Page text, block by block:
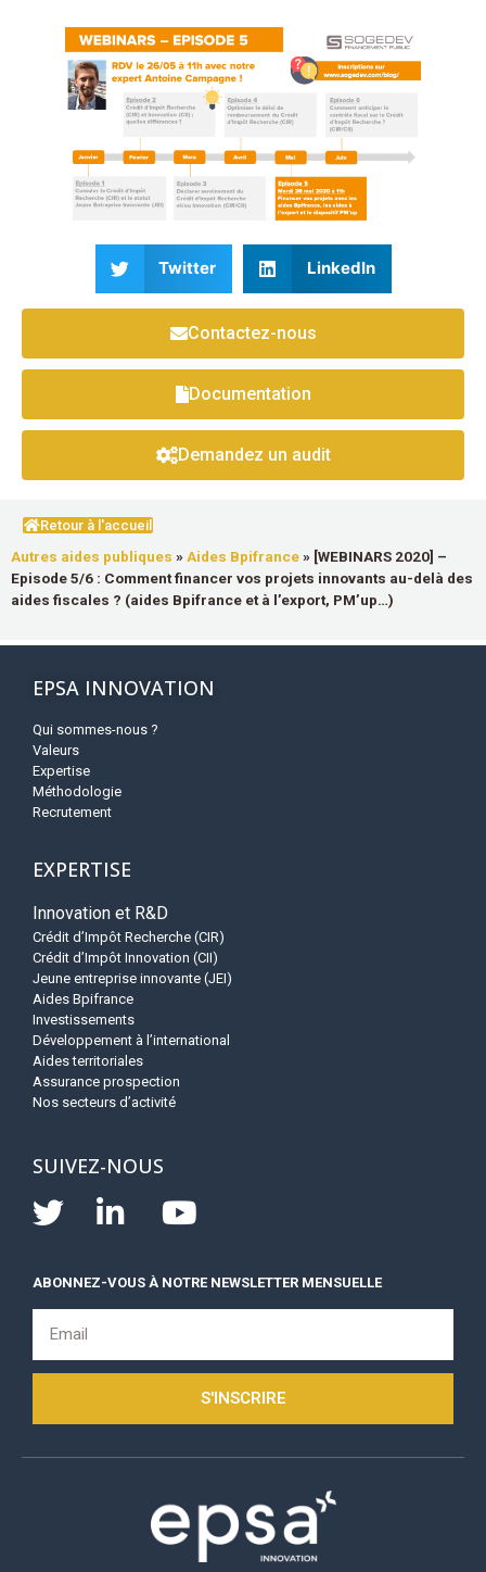
Twitter LinkedIn
Contactez-nous
Documentation
Demandez un audit
Retour à l'accueil
Autres aides publiques »Aides Bpifrance» [WEBINARS 2020] –
Episode 5/6 : Comment financer vos projets innovants au-delà des
aides fiscales ? (aides Bpifrance et à l’export, PM’up…)
EPSA INNOVATION
Qui sommes-nous ?
Valeurs
Expertise
Méthodologie
Recrutement
EXPERTISE
Innovation et R&D
Crédit d’Impôt Recherche (CIR)
Crédit d’Impôt Innovation (CII)
Jeune entreprise innovante (JEI)
Aides Bpifrance
Investissements
Développement à l’international
Aides territoriales
Assurance prospection
Nos secteurs d’activité
SUIVEZ-NOUS
ABONNEZ-VOUS À NOTRE NEWSLETTER MENSUELLE
S'INSCRIRE